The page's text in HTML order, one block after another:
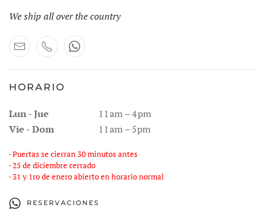
We ship all over the country
HORARIO
Lun - Jue
11 am – 4 pm
Vie - Dom
11 am – 5pm
· Puertas se cierran 30 minutos antes
· 25 de diciembre cerrado
· 31 y 1ro de enero abierto en horario normal
RESERVACIONES